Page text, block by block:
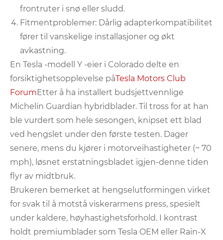
frontruter i snø eller sludd.
Fitmentproblemer: Dårlig adapterkompatibilitet
fører til vanskelige installasjoner og økt
avkastning.
En Tesla -modell Y -eier i Colorado delte en
forsiktighetsopplevelse påTesla Motors Club
ForumEtter å ha installert budsjettvennlige
Michelin Guardian hybridblader. Til tross for at han
ble vurdert som hele sesongen, knipset ett blad
ved hengslet under den første testen. Dager
senere, mens du kjører i motorveihastigheter (~ 70
mph), løsnet erstatningsbladet igjen-denne tiden
flyr av midtbruk.
Brukeren bemerket at hengselutformingen virket
for svak til å motstå viskerarmens press, spesielt
under kaldere, høyhastighetsforhold. I kontrast
holdt premiumblader som Tesla OEM eller Rain-X